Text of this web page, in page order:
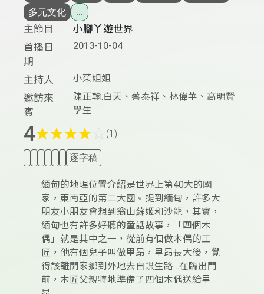
多元文化
主節目
小腳丫遊世界
首播日
期
2013-10-04
主持人 小茱姐姐
邀訪來
賓
陳正翰.白天、蔡泰祥、林偉華、高明賢
學生
4★★★★ (1)
逐字稿
緬甸的地理位置介紹是世界上第40大的國
家，東南亞的第二大國。提到緬甸，許多大
朋友小朋友會想到翁山蘇姬和沙龍，其實，
緬甸也有許多好聽的童話故事，「四個木
偶」就是其中之一，從前有個做木偶的工
匠，他有個兒子叫做里昂，里昂長大後，覺
得該離開家鄉到外地去自謀生路…在臨出門
前，木匠父親特地準備了四個木偶送給里